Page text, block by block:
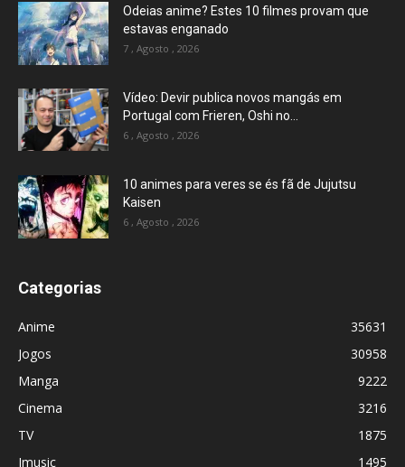
Odeias anime? Estes 10 filmes provam que
estavas enganado
7 , Agosto , 2026
Vídeo: Devir publica novos mangás em
Portugal com Frieren, Oshi no...
6 , Agosto , 2026
10 animes para veres se és fã de Jujutsu
Kaisen
6 , Agosto , 2026
Categorias
Anime
35631
Jogos
30958
Manga
9222
Cinema
3216
TV
1875
Jmusic
1495